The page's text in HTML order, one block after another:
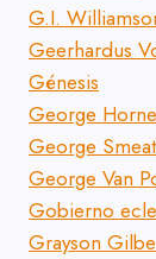
G.I.
Geerhardus
Génesis
George
George
George Van
Gobierno
Grayson